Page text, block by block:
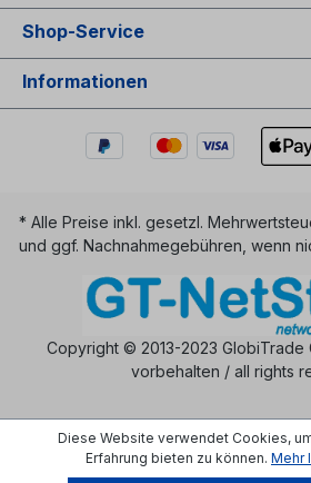
Shop-Service
Informationen
* Alle Preise inkl. gesetzl.
und ggf. Nachnahmegebühren, wenn
Copyright © 2013-2023 GlobiTrade
vorbehalten / all rights
Diese Website verwendet Cookies,
Erfahrung bieten zu können. Mehr